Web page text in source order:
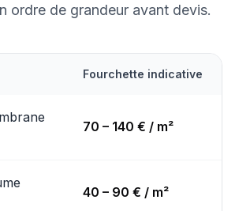
ordre de grandeur avant devis.
Fourchette indicative
70 – 140 € / m²
40 – 90 € / m²